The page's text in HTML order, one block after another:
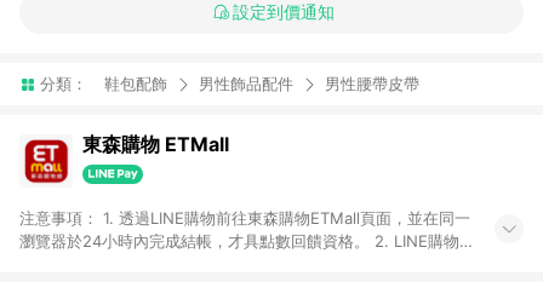
設定到價通知
分類： 鞋包配飾 男性飾品配件 男性腰帶皮帶
東森購物 ETMall
注意事項： 1. 透過LINE購物前往東森購物ETMall頁面，並在同一
瀏覽器於24小時內完成結帳，才具點數回饋資格。 2. LINE購物